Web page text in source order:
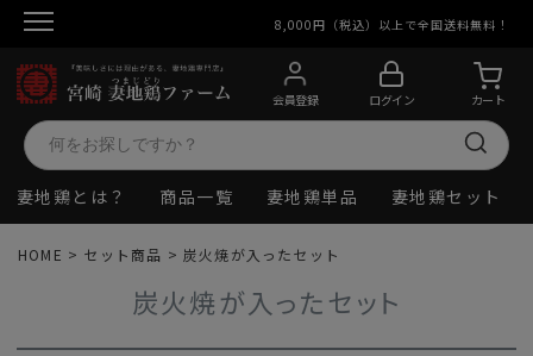
8,000円（税込）以上で全国送料無料！
会員登録 ログイン カート
妻地鶏とは？ 商品一覧 妻地鶏単品 妻地鶏セット
HOME セット商品 炭火焼が入ったセット
炭火焼が入ったセット